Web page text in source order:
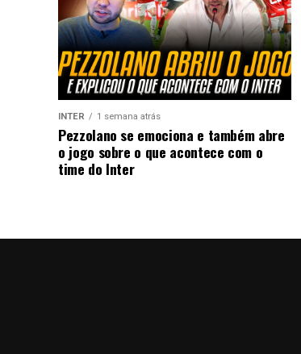
INTER 1 semana atrás
Pezzolano se emociona e também abre
o jogo sobre o que acontece com o
time do Inter